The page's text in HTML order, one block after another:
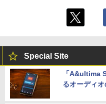
Special Site
「A&ultima
るオーディ